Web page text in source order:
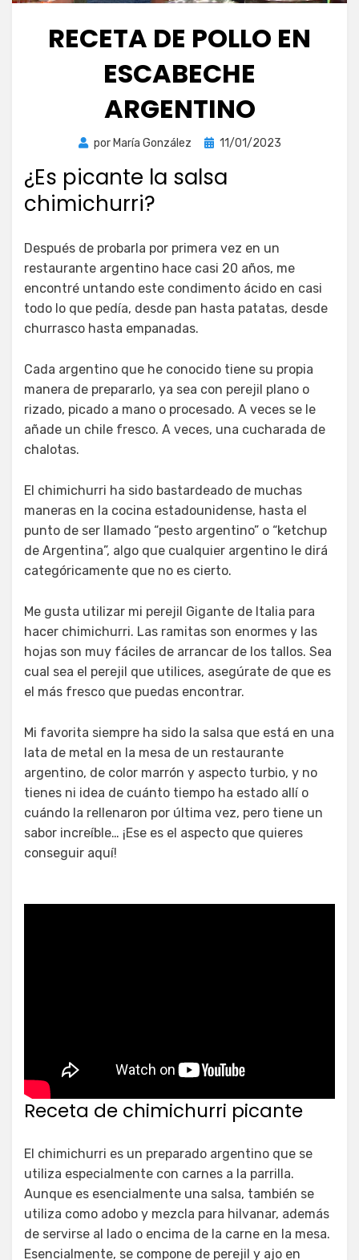
RECETA DE POLLO EN
ESCABECHE
ARGENTINO
por María González
Publicada
11/01/2023
¿Es picante la salsa
chimichurri?
Después de probarla por primera vez en un
restaurante argentino hace casi 20 años, me
encontré untando este condimento ácido en casi
todo lo que pedía, desde pan hasta patatas, desde
churrasco hasta empanadas.
Cada argentino que he conocido tiene su propia
manera de prepararlo, ya sea con perejil plano o
rizado, picado a mano o procesado. A veces se le
añade un chile fresco. A veces, una cucharada de
chalotas.
El chimichurri ha sido bastardeado de muchas
maneras en la cocina estadounidense, hasta el
punto de ser llamado “pesto argentino” o “ketchup
de Argentina”, algo que cualquier argentino le dirá
categóricamente que no es cierto.
Me gusta utilizar mi perejil Gigante de Italia para
hacer chimichurri. Las ramitas son enormes y las
hojas son muy fáciles de arrancar de los tallos. Sea
cual sea el perejil que utilices, asegúrate de que es
el más fresco que puedas encontrar.
Mi favorita siempre ha sido la salsa que está en una
lata de metal en la mesa de un restaurante
argentino, de color marrón y aspecto turbio, y no
tienes ni idea de cuánto tiempo ha estado allí o
cuándo la rellenaron por última vez, pero tiene un
sabor increíble… ¡Ese es el aspecto que quieres
conseguir aquí!
Receta de chimichurri picante
El chimichurri es un preparado argentino que se
utiliza especialmente con carnes a la parrilla.
Aunque es esencialmente una salsa, también se
utiliza como adobo y mezcla para hilvanar, además
de servirse al lado o encima de la carne en la mesa.
Esencialmente, se compone de perejil y ajo en